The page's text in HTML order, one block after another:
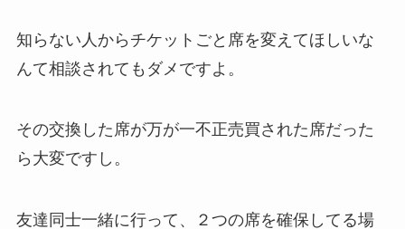
知らない人からチケットごと席を変えてほしいな
んて相談されてもダメですよ。
その交換した席が万が一不正売買された席だった
ら大変ですし。
友達同士一緒に行って、２つの席を確保してる場